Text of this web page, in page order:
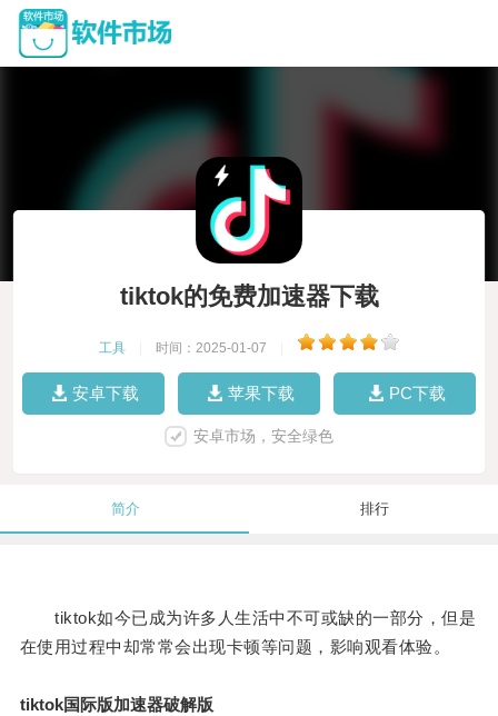
tiktok的免费加速器下载
工具 时间：2025-01-07
安卓下载 苹果下载 PC下载
安卓市场，安全绿色
简介 排行
tiktok如今已成为许多人生活中不可或缺的一部分，但是
在使用过程中却常常会出现卡顿等问题，影响观看体验。
tiktok国际版加速器破解版